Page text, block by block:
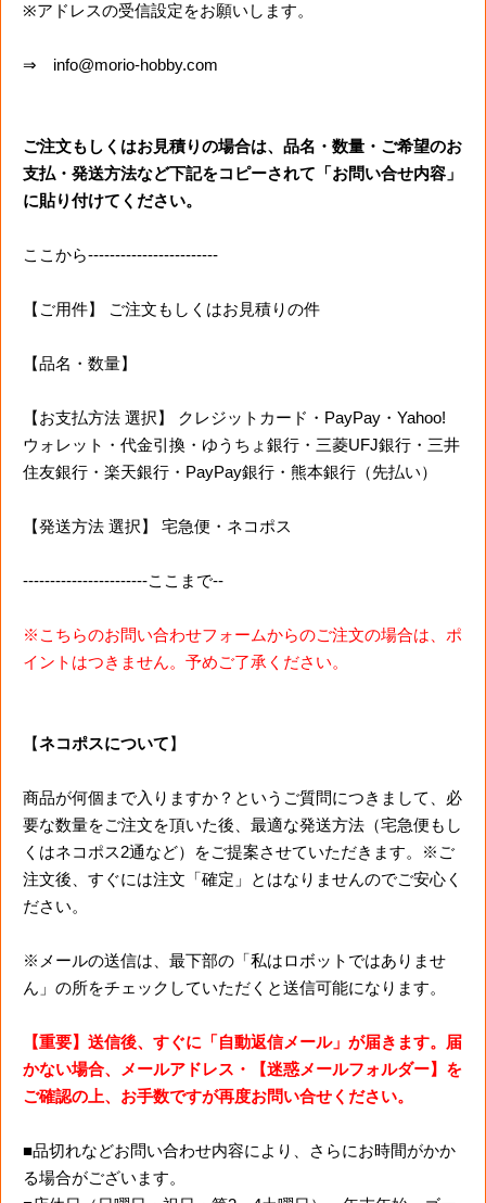
※アドレスの受信設定をお願いします。
⇒ info@morio-hobby.com
ご注文もしくはお見積りの場合は、品名・数量・ご希望のお
支払・発送方法など下記をコピーされて「お問い合せ内容」
に貼り付けてください。
ここから------------------------
【ご用件】 ご注文もしくはお見積りの件
【品名・数量】
【お支払方法 選択】 クレジットカード・PayPay・Yahoo!
ウォレット・代金引換・ゆうちょ銀行・三菱UFJ銀行・三井
住友銀行・楽天銀行・PayPay銀行・熊本銀行（先払い）
【発送方法 選択】 宅急便・ネコポス
-----------------------ここまで--
※こちらのお問い合わせフォームからのご注文の場合は、ポ
イントはつきません。予めご了承ください。
【ネコポスについて】
商品が何個まで入りますか？というご質問につきまして、必
要な数量をご注文を頂いた後、最適な発送方法（宅急便もし
くはネコポス2通など）をご提案させていただきます。※ご
注文後、すぐには注文「確定」とはなりませんのでご安心く
ださい。
※メールの送信は、最下部の「私はロボットではありませ
ん」の所をチェックしていただくと送信可能になります。
【重要】送信後、すぐに「自動返信メール」が届きます。届
かない場合、メールアドレス・【迷惑メールフォルダー】を
ご確認の上、お手数ですが再度お問い合せください。
■品切れなどお問い合わせ内容により、さらにお時間がかか
る場合がございます。